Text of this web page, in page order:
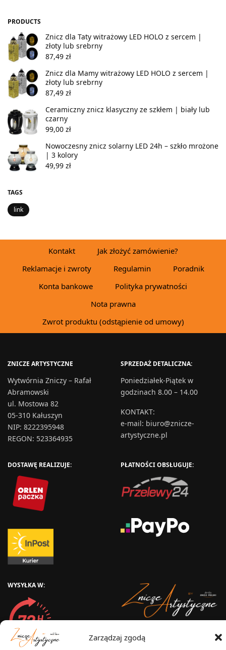
Zarządzaj zgodą
PRODUCTS
Znicz dla Taty witrażowy LED HOLO z sercem |
złoty lub srebrny
87,49 zł
Znicz dla Mamy witrażowy LED HOLO z sercem |
złoty lub srebrny
87,49 zł
Ceramiczny znicz klasyczny ze szkłem | biały lub
czarny
99,00 zł
Nowoczesny znicz solarny LED 24h – szkło mrożone
| 3 kolory
49,99 zł
TAGS
link
Kontakt
Jak złożyć zamówienie?
Reklamacje i zwroty
Regulamin
Poradnik
Konta bankowe
Polityka prywatności
Nota prawna
Zwrot produktu (odstąpienie od umowy)
ZNICZE ARTYSTYCZNE
Wytwórnia Zniczy – Rafał
Abramowski
ul. Mostowa 82
05-310 Kałuszyn
NIP: 8222395948
REGON: 523364935
SPRZEDAŻ DETALICZNA:
Poniedziałek-Piątek w
godzinach 8.00 – 14.00
KONTAKT:
e-mail: biuro@znicze-
artystyczne.pl
DOSTAWĘ REALIZUJE: PŁATNOŚCI OBSŁUGUJE:
WYSYŁKA W:
2025 © Znicz Polski -
Wytwórnia Zniczy